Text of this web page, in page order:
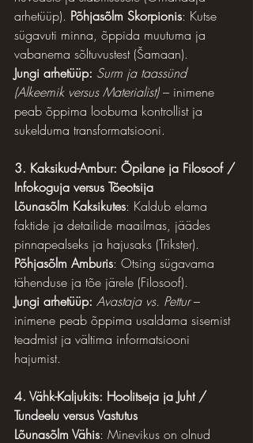
arhetüüp). Põhjasõlm Skorpionis: Kutse
sügavuti minna, õppida muutuma ja
vabanema sõltuvustest (Šamaan).
Jungi arhetüüp: Surm ja taassünd
(Alkeemik versus Materialist) – inimene
peab õppima loobuma kontrollist ja
sukelduma transformatsiooni.
3. Kaksikud-Ambur: Õpilane ja Filosoof /
Infokoguja versus Tõeotsija
Lõunasõlm Kaksikutes: Kaldub elama
faktide ja detailide maailmas, jäädes
pinnapealseks ja hajusaks (Trikster).
Põhjasõlm Amburis: Otsing sügavama
tähenduse ja tõe järele (Filosoof).
Jungi arhetüüp: Avastaja vs. Pettur –
inimene peab õppima usaldama sisemist
teadmist ja vältima informatsiooni
hajumist.
4. Vähk-Kaljukits: Hoolitseja ja Juht /
Tundeelu versus Vastutus
Lõunasõlm Vähis: Minevikus on olnud